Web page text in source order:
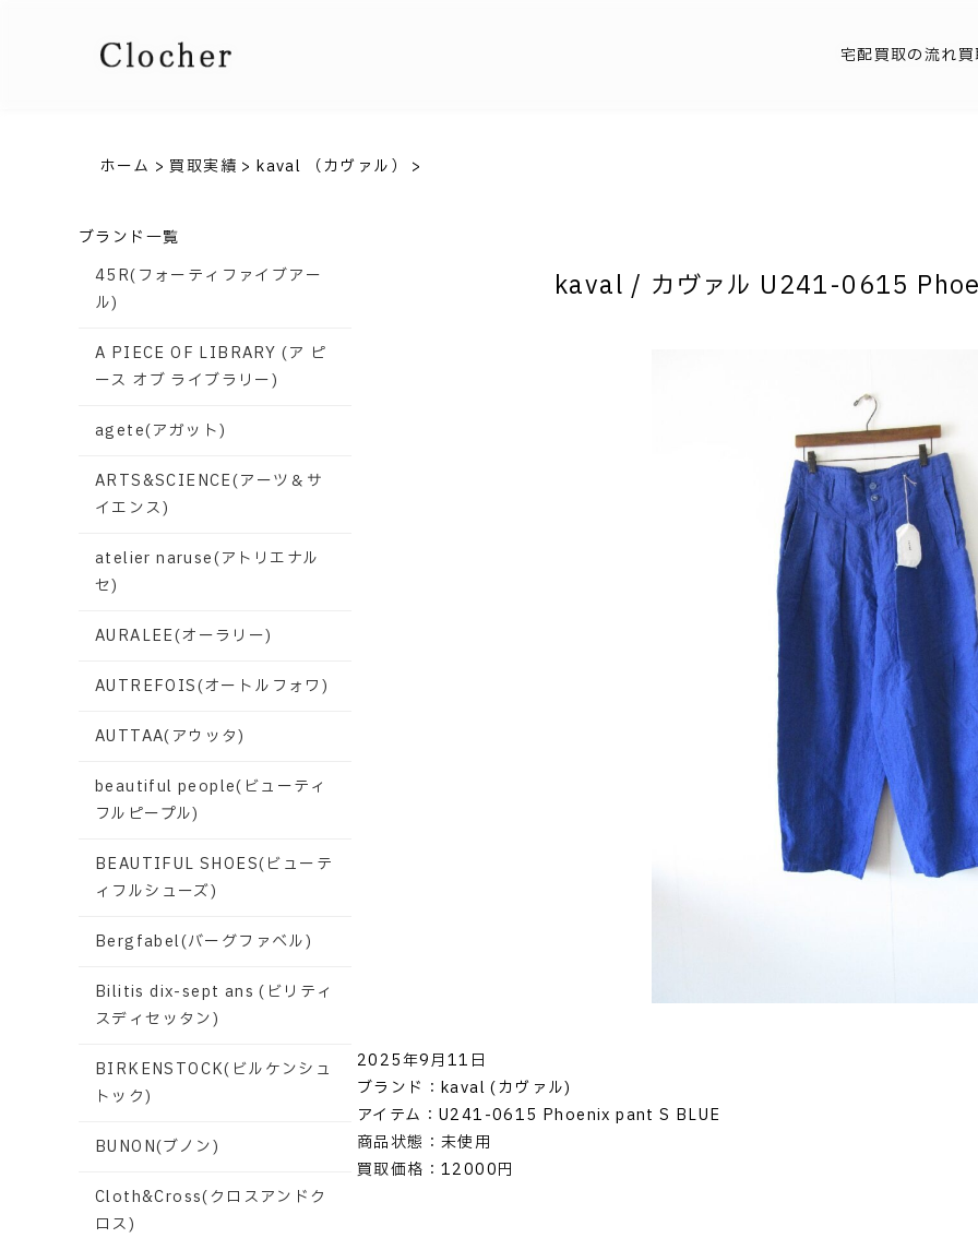
宅配買取の流れ
ホーム >買取実績 >kaval （カヴァル） >
kaval / カヴァル U241-0615
2025年9月11日
ブランド：kaval (カヴァル)
アイテム：U241-0615 Phoenix pant S BLUE
商品状態：未使用
買取価格：12000円
ブランド一覧
45R(フォーティファイブアー
ル)
A PIECE OF LIBRARY (ア ピ
ース オブ ライブラリー)
agete(アガット)
ARTS&SCIENCE(アーツ＆サ
イエンス)
atelier naruse(アトリエナル
セ)
AURALEE(オーラリー)
AUTREFOIS(オートルフォワ)
AUTTAA(アウッタ)
beautiful people(ビューティ
フルピープル)
BEAUTIFUL SHOES(ビューテ
ィフルシューズ)
Bergfabel(バーグファベル)
Bilitis dix-sept ans (ビリティ
スディセッタン)
BIRKENSTOCK(ビルケンシュ
トック)
BUNON(ブノン)
Cloth&Cross(クロスアンドク
ロス)